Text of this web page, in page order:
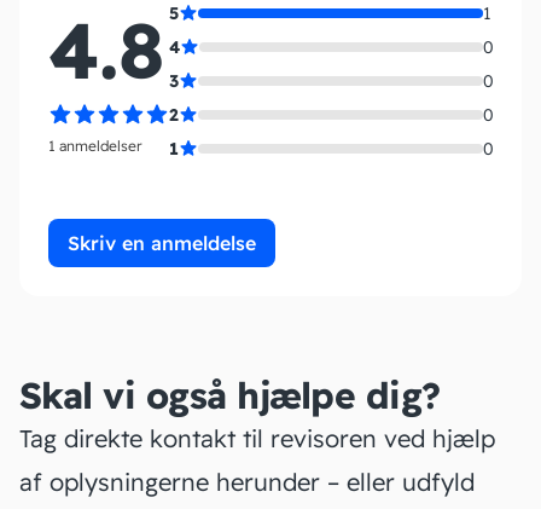
4.8
1 anmeldelser
5
1
4
0
3
0
2
0
1
0
Skriv en anmeldelse
Skal vi også hjælpe dig?
Tag direkte kontakt til revisoren ved hjælp
af oplysningerne herunder – eller udfyld